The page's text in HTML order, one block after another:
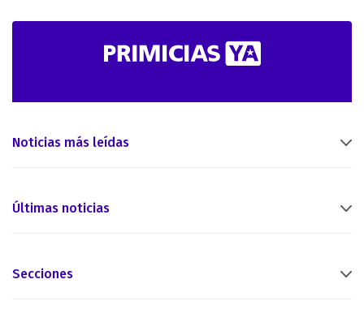
Noticias más leídas
Últimas noticias
Secciones